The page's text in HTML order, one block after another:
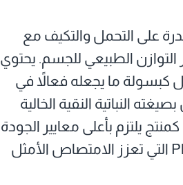
على التحمل والتكيف مع
التوازن الطبيعي للجسم. يحتوي
عالي الجودة بتركيز 850 ملجم لكل كبسولة ما يجعله فعالاً في
النباتية النقية الخالية
من الجلوتين والصويا، إلى جانب اعتماده من B Corporation كمنتج يلتزم بأعلى معايير الجودة
والاستدامة، كما تأتي الكبسولات السائلة بتقنية Phyto-Caps التي تعزز الامتصاص الأمثل